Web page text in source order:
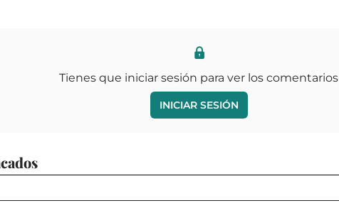
Tienes que iniciar sesión para ver los comentarios
INICIAR SESIÓN